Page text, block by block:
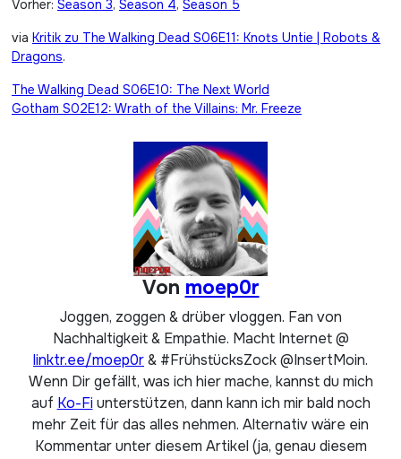
Vorher: Season 3, Season 4, Season 5
via Kritik zu The Walking Dead S06E11: Knots Untie | Robots &
Dragons.
Beitragsnavigation
The Walking Dead S06E10: The Next World
Gotham S02E12: Wrath of the Villains: Mr. Freeze
Von moep0r
Joggen, zoggen & drüber vloggen. Fan von
Nachhaltigkeit & Empathie. Macht Internet @
linktr.ee/moep0r& #FrühstücksZock @InsertMoin.
Wenn Dir gefällt, was ich hier mache, kannst du mich
auf Ko-Fiunterstützen, dann kann ich mir bald noch
mehr Zeit für das alles nehmen. Alternativ wäre ein
Kommentar unter diesem Artikel (ja, genau diesem